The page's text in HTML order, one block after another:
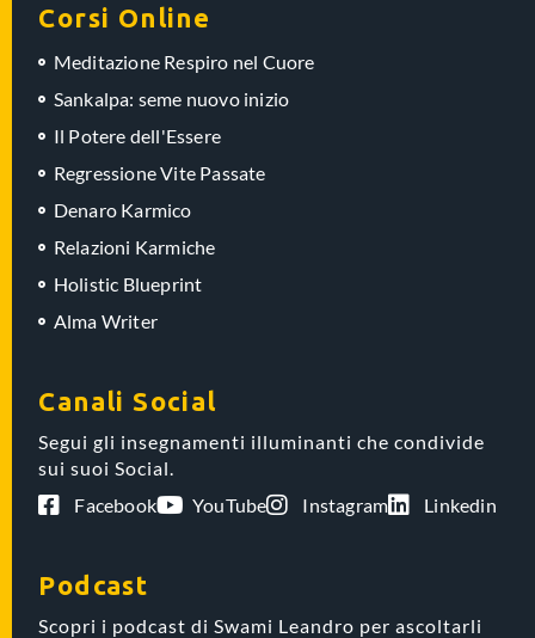
Corsi Online
Meditazione Respiro nel Cuore
Sankalpa: seme nuovo inizio
Il Potere dell'Essere
Regressione Vite Passate
Denaro Karmico
Relazioni Karmiche
Holistic Blueprint
Alma Writer
Canali Social
Segui gli insegnamenti illuminanti che condivide
sui suoi Social.
Facebook
YouTube Instagram Linkedin
Podcast
Scopri i podcast di Swami Leandro per ascoltarli